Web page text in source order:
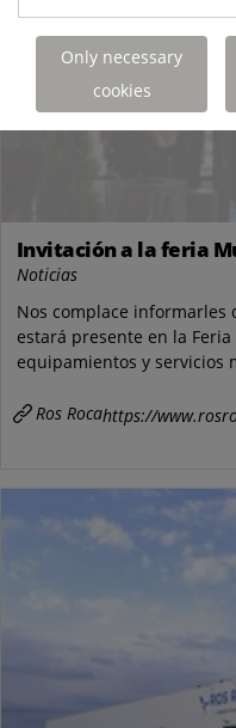
Invitación a la feria
Noticias
Nos complace informarles
estará presente en la
equipamientos y servicios
Ros Rocahttps://
Only necessary
cookies